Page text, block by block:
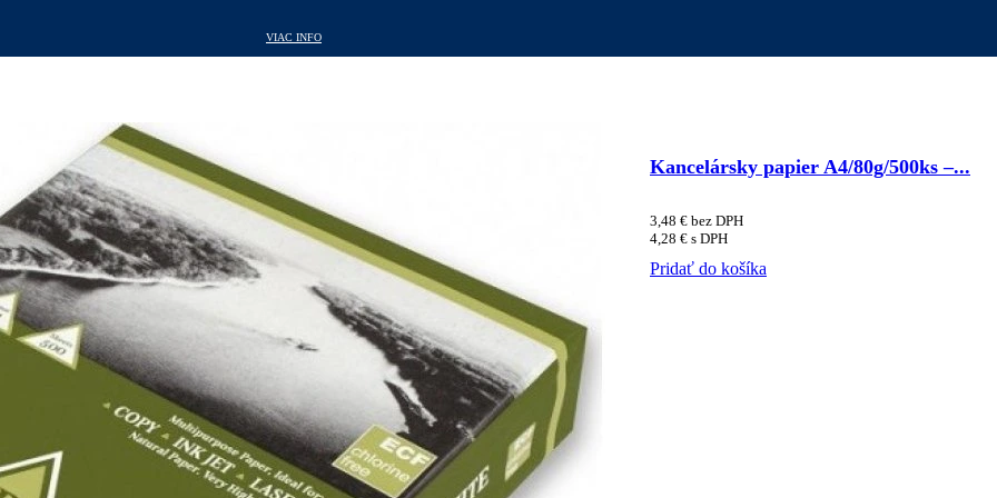
VIAC INFO
Kancelársky papier A4/80g/500ks –...
3,48 € bez DPH
4,28 € s DPH
Pridať do košíka